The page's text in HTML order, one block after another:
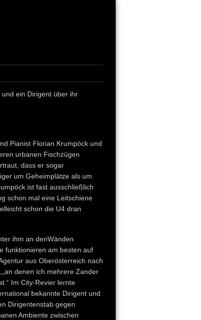
ein Dirigent über ihr
Pianist Florian Krumpöck und
urbanen Fischzügen
dass er sogar
um Geheimplätze als um
ist fast ausschließlich
schon mal eine Leitschiene
schon die U4 dran
ihm an denWänden
funktionieren am besten auf
aus Oberösterreich nach
denen ich mehrere Zander
Im City-Revier lernte
bekannte Dirigent und
Dirigentenstab gegen
Ambiente zwischen